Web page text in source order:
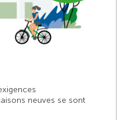
neuves se sont